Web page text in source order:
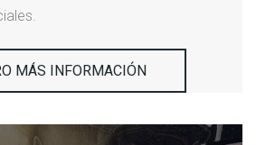
MÁS INFORMACIÓN